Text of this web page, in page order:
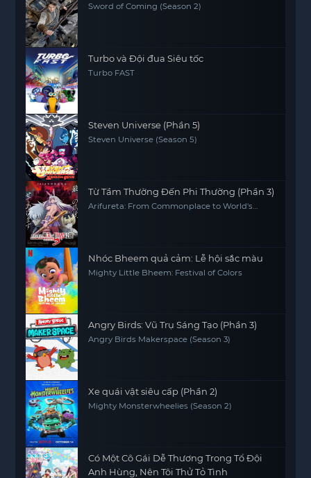
Sword of Coming (Season 2)
Turbo và Đội đua Siêu tốc
Turbo FAST
Steven Universe (Phần 5)
Steven Universe (Season 5)
Từ Tầm Thường Đến Phi Thường (Phần 3)
Arifureta: From Commonplace to World's
Nhóc Bheem quả cảm: Lễ hội sắc màu
Mighty Little Bheem: Festival of Colors
Angry Birds: Vũ Trụ Sáng Tạo (Phần 3)
Angry Birds Makerspace (Season 3)
Xe quái vật siêu cấp (Phần 2)
Mighty Monsterwheelies (Season 2)
Có Một Cô Gái Dễ Thương Trong Tổ Đội
Anh Hùng, Nên Tôi Thử Tỏ Tình